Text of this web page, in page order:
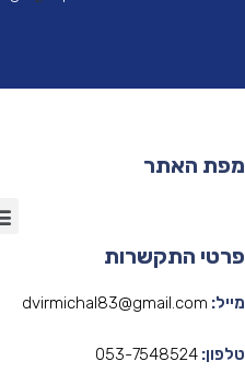
האתר
התקשרות
dvirmichal83@gmail.com
053-7548524